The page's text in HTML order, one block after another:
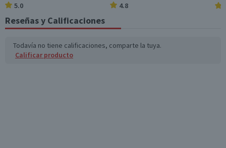
5.0 4.8
Reseñas y Calificaciones
Todavía no tiene calificaciones, comparte la tuya.
Calificar producto